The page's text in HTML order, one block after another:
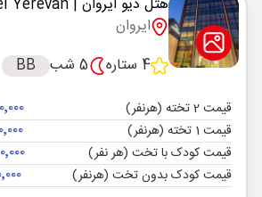
هتل دیو ایروان | Dave Hotel Yerevan
ایروان
4 ستاره
5 شب BB
قیمت 2 تخته (هرنفر)
قیمت 1 تخته (هرنفر)
قیمت کودک با تخت (هر نفر)
قیمت کودک بدون تخت (هرنفر)